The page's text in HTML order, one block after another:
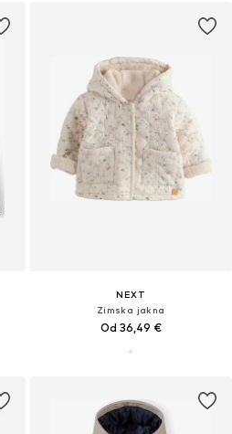
NEXT
Zimska jakna
Od 36,49 €